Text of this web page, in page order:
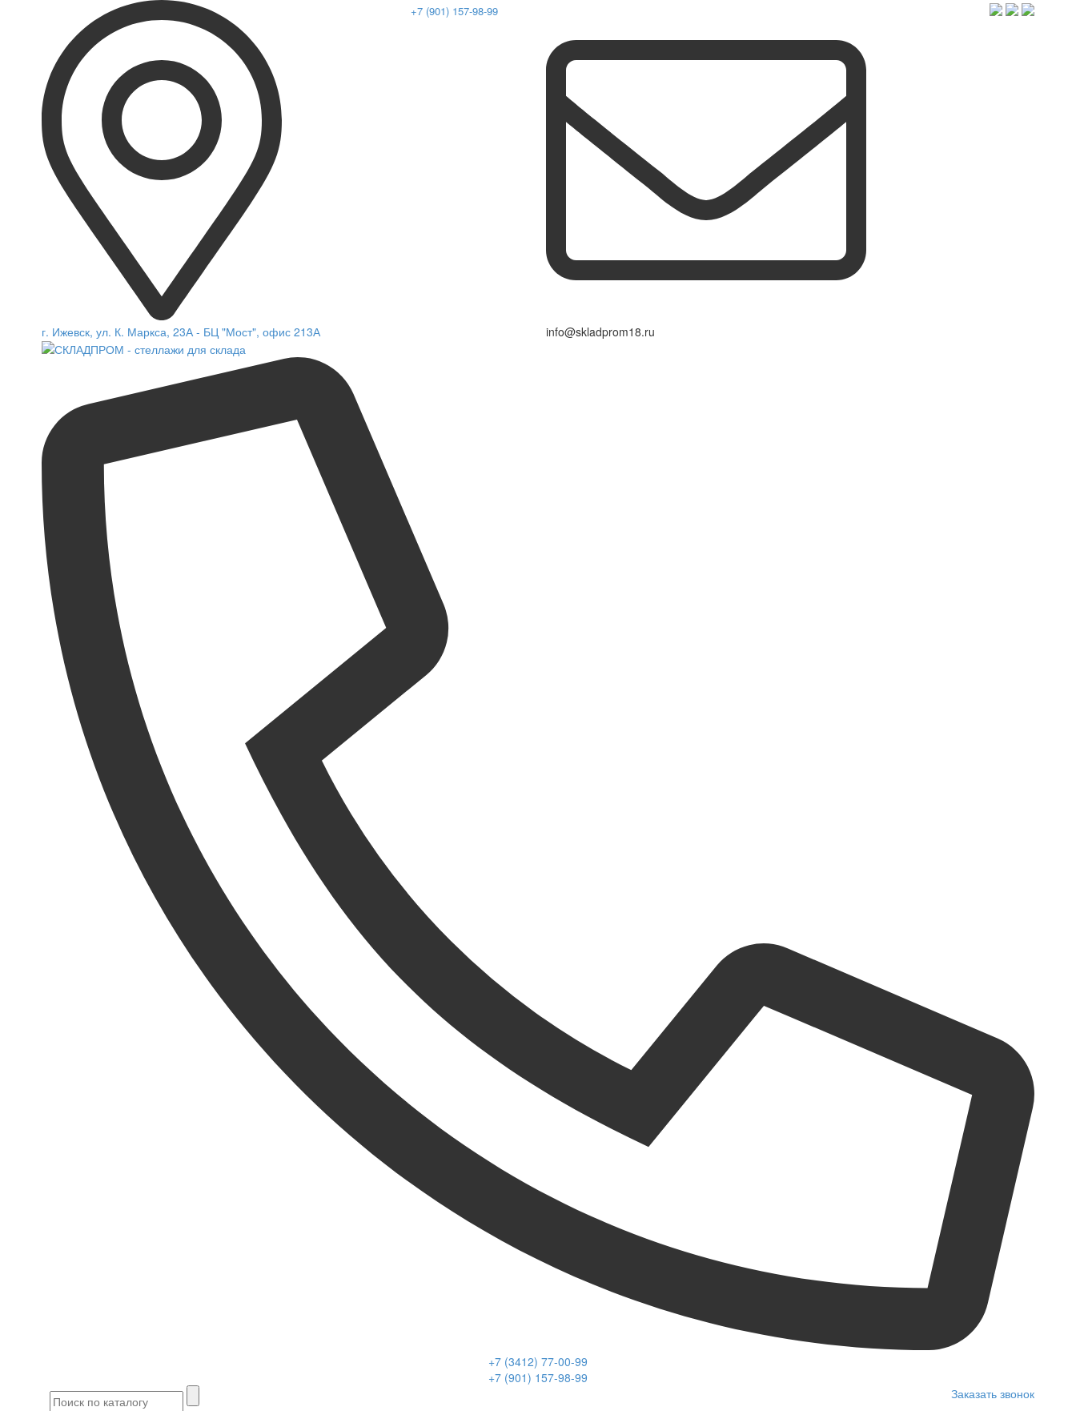
г. Ижевск, ул. К. Маркса, 23А - БЦ "Мост", офис 213А
+7 (901) 157-98-99
info@skladprom18.ru
+7 (3412) 77-00-99
+7 (901) 157-98-99
Заказать звонок